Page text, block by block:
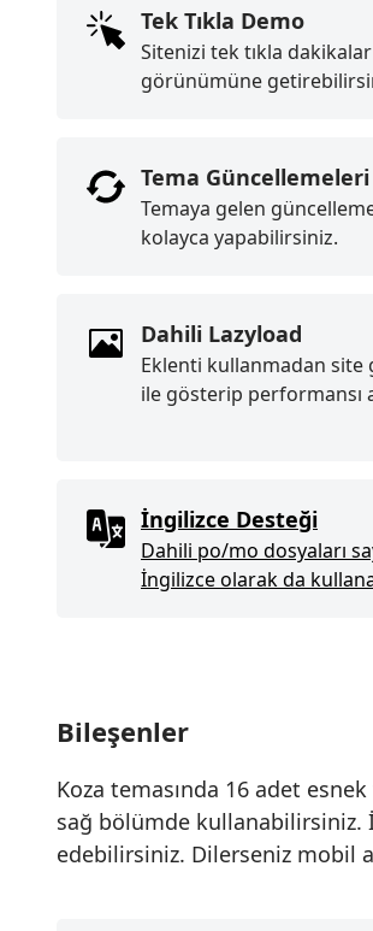
Tek Tıkla Demo
Sitenizi tek tıkla
görünümüne
Tema Güncellemeleri
Temaya gelen
kolayca yapabilirsiniz.
Dahili Lazyload
Eklenti kullanmadan site
ile gösterip performansı
İngilizce Desteği
Dahili po/mo dosyaları
İngilizce olarak da
Bileşenler
Koza temasında 16 adet
sağ bölümde kullanabilirsiniz.
edebilirsiniz. Dilerseniz mobil